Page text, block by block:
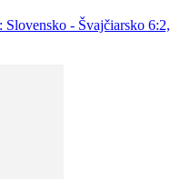
- Švajčiarsko 6:2,